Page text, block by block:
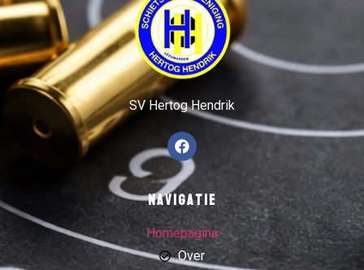
SV Hertog Hendrik
Navigatie
Homepagina
Over